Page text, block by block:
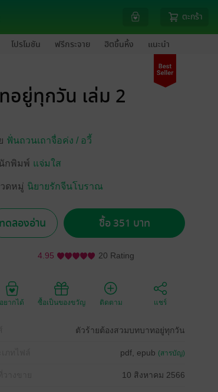
ตะกร้า
โปรโมชัน ฟรีกระจาย ฮิตขึ้นหิ้ง แนะนำ
อยู่ทุกวัน เล่ม 2
ฟั่นถวนเถาจื่อค่ง / อวี้
กพิมพ์ แจ่มใส
ดหมู่ นิยายรักจีนโบราณ
ทดลองอ่าน ซื้อ 351 บาท
4.95 20 Rating
อยากได้ ซื้อเป็นของขวัญ ติดตาม แชร์
ตัวร้ายต้องสวมบทบาทอยู่ทุกวัน
pdf, epub (สารบัญ)
10 สิงหาคม 2566